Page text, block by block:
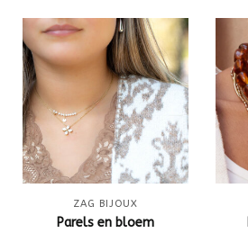
ZAG BIJOUX
Parels en bloem